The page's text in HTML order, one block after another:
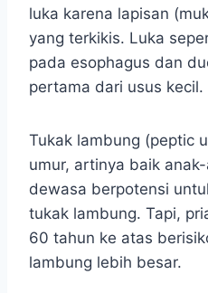
luka karena lapisan
yang terkikis. Luka
pada esophagus dan
pertama dari usus kecil.
Tukak lambung (peptic
umur, artinya baik
dewasa berpotensi
tukak lambung. Tapi,
60 tahun ke atas
lambung lebih besar.